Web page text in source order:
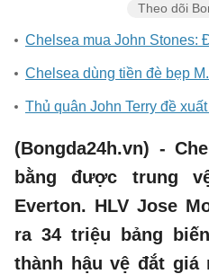
Theo dõi
Chelsea mua John Stones:
Chelsea dùng tiền đè bẹp
Thủ quân John Terry đề
(Bongda24h.vn) -
bằng được trung
Everton. HLV Jose
ra 34 triệu bảng
thành hậu vệ đắt giá